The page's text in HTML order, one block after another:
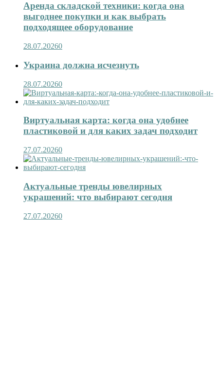
Аренда складской техники: когда она
выгоднее покупки и как выбрать
подходящее оборудование
28.07.20260
Украина должна исчезнуть
28.07.20260
Виртуальная карта: когда она удобнее
пластиковой и для каких задач подходит
27.07.20260
Актуальные тренды ювелирных
украшений: что выбирают сегодня
27.07.20260